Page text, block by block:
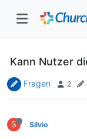
Kann Nutzer
Fragen 2
S Silvio